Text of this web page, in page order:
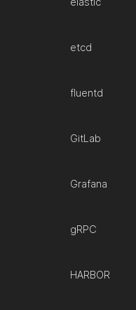
etcd
fluentd
GitLab
Grafana
gRPC
HARBOR